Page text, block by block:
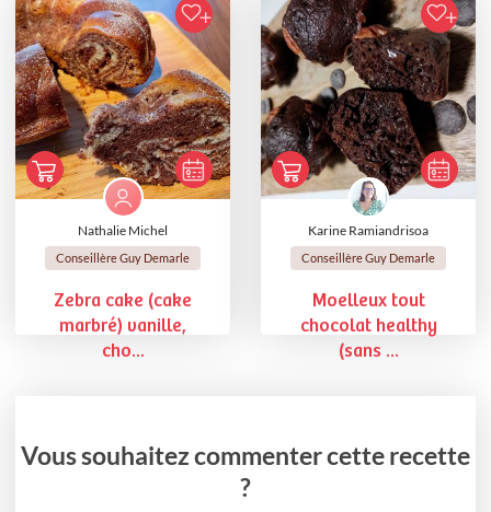
Nathalie Michel
Conseillère Guy Demarle
Zebra cake (cake
marbré) vanille,
cho...
Karine Ramiandrisoa
Conseillère Guy Demarle
Moelleux tout
chocolat healthy
(sans ...
Vous souhaitez commenter cette recette
?